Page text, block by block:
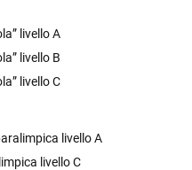
livello A
livello B
livello C
livello A
livello C